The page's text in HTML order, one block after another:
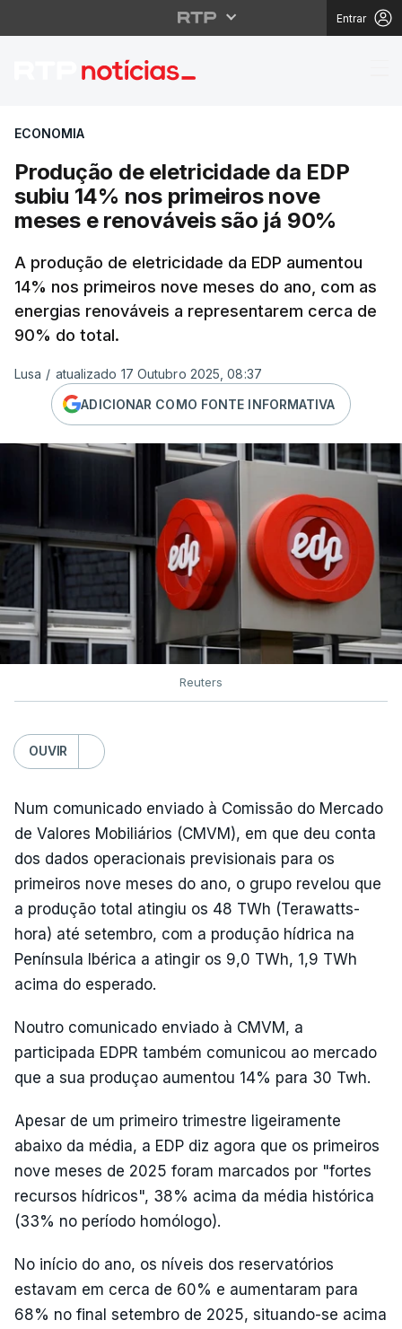
Entrar
Produção de
ECONOMIA
Produção de eletricidade da EDP
subiu 14% nos primeiros nove
meses e renováveis são já 90%
A produção de eletricidade da EDP aumentou
14% nos primeiros nove meses do ano, com as
energias renováveis a representarem cerca de
90% do total.
Lusa / atualizado 17 Outubro 2025, 08:37
ADICIONAR COMO FONTE INFORMATIVA
Reuters
OUVIR
Num comunicado enviado à Comissão do Mercado
de Valores Mobiliários (CMVM), em que deu conta
dos dados operacionais previsionais para os
primeiros nove meses do ano, o grupo revelou que
a produção total atingiu os 48 TWh (Terawatts-
hora) até setembro, com a produção hídrica na
Península Ibérica a atingir os 9,0 TWh, 1,9 TWh
acima do esperado.
Noutro comunicado enviado à CMVM, a
participada EDPR também comunicou ao mercado
que a sua produçao aumentou 14% para 30 Twh.
Apesar de um primeiro trimestre ligeiramente
abaixo da média, a EDP diz agora que os primeiros
nove meses de 2025 foram marcados por "fortes
recursos hídricos", 38% acima da média histórica
(33% no período homólogo).
No início do ano, os níveis dos reservatórios
estavam em cerca de 60% e aumentaram para
68% no final setembro de 2025, situando-se acima